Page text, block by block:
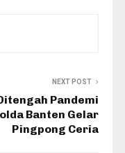
NEXT POST
Pandemi
Banten Gelar
Pingpong Ceria